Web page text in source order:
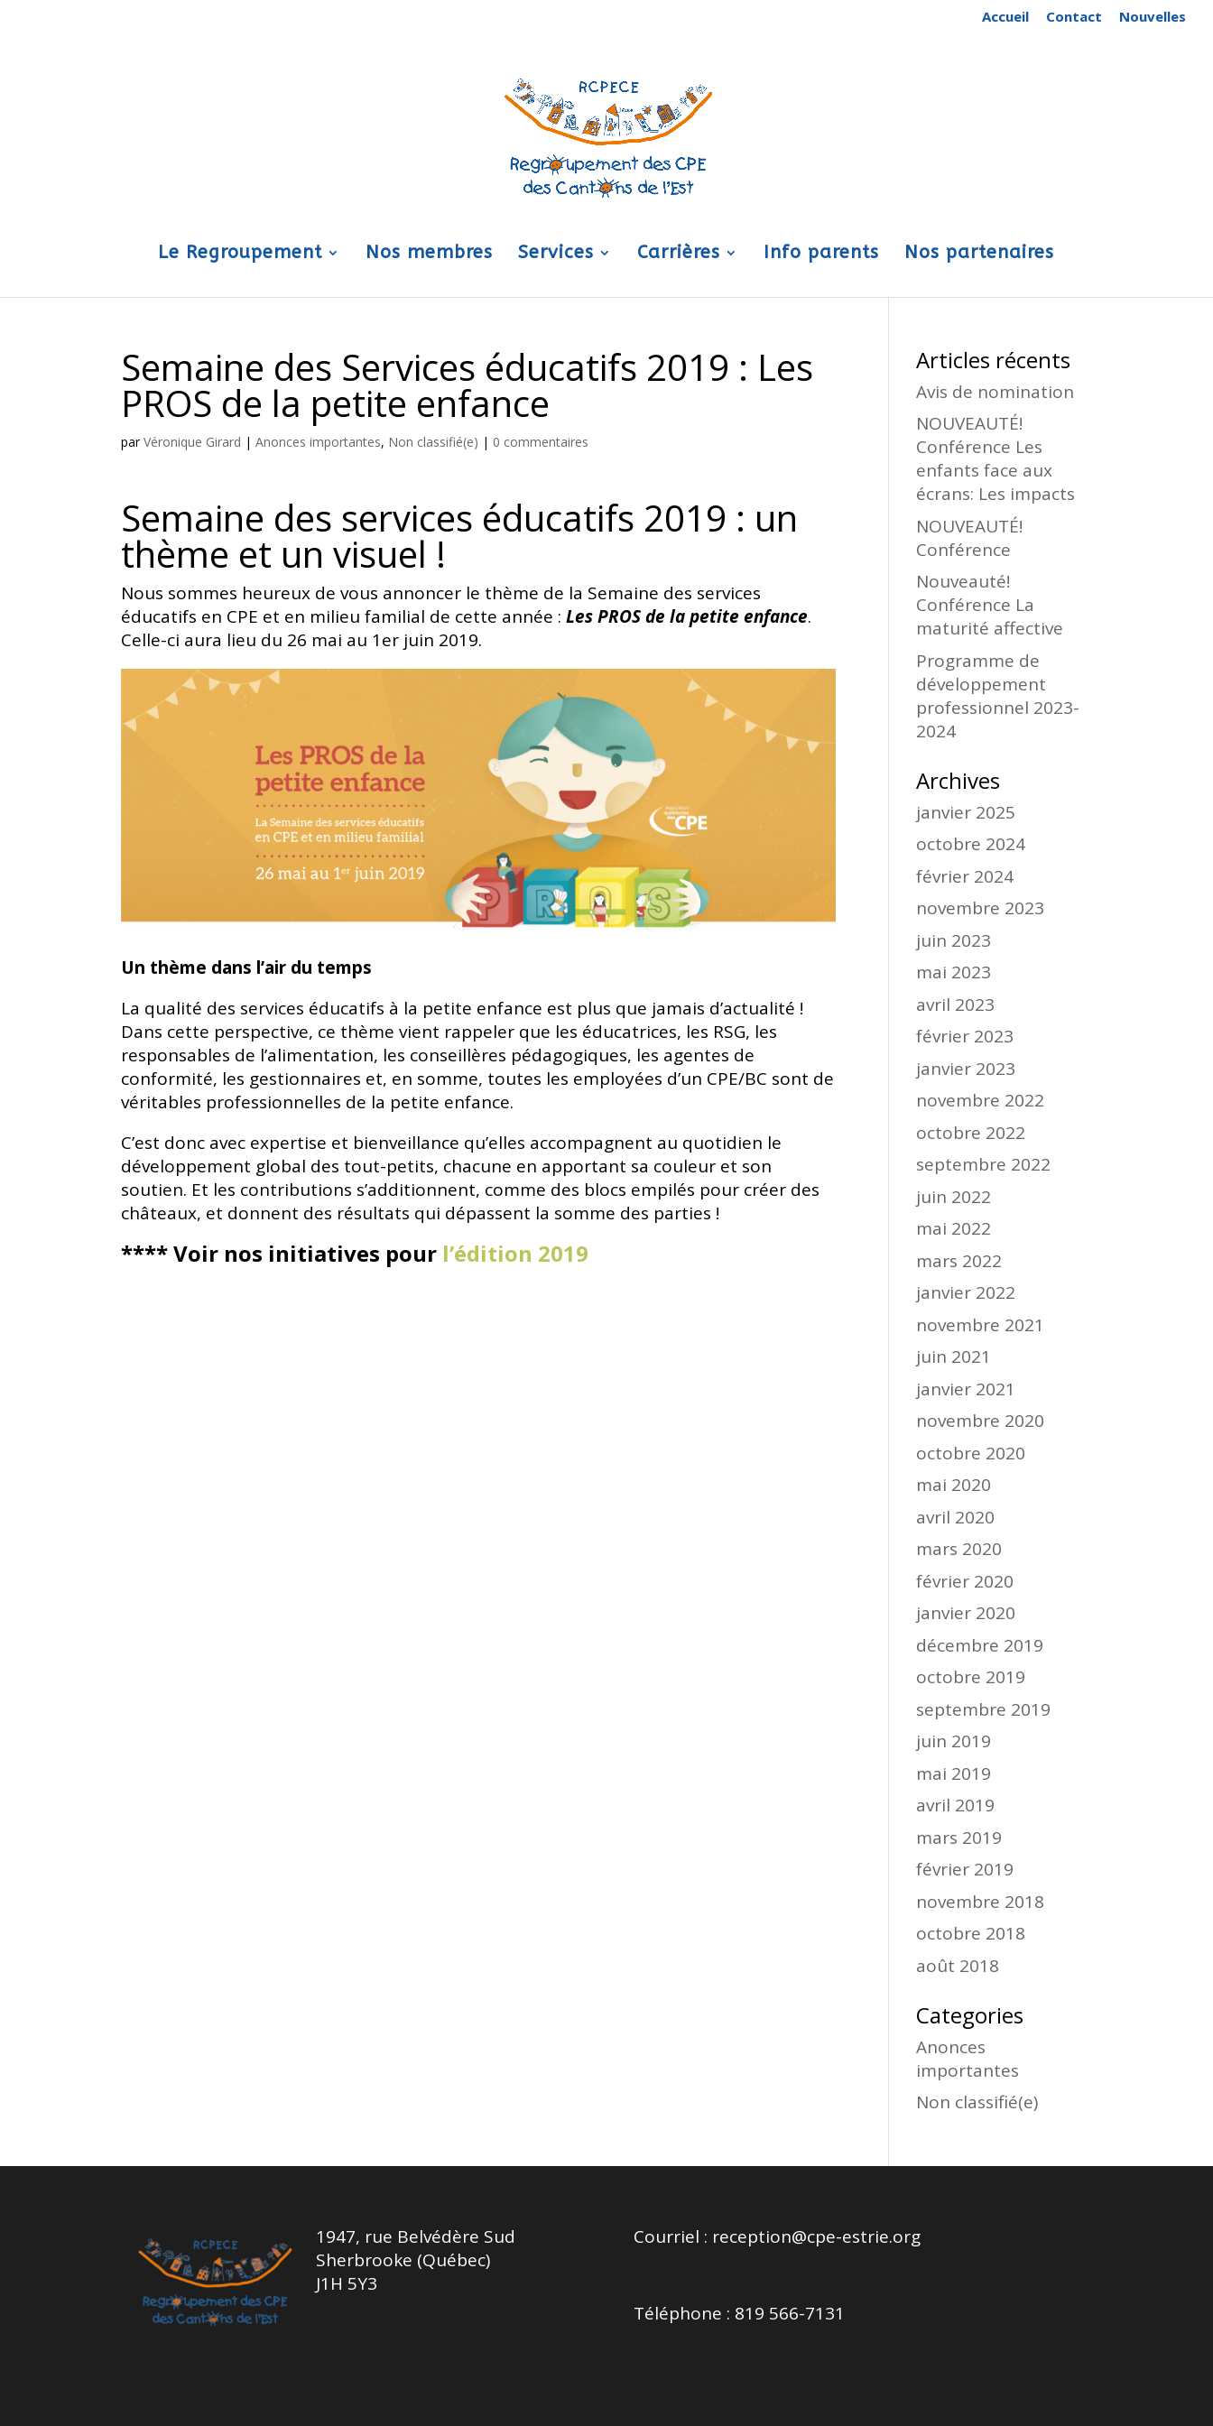
Accueil Contact Nouvelles
Le Regroupement Nos membres Services Carrières Info parents Nos partenaires
Semaine des Services éducatifs 2019 : Les
PROS de la petite enfance
parVéronique Girard |Anonces importantes, Non classifié(e) | 0 commentaires
Semaine des services éducatifs 2019 : un
thème et un visuel !
Nous sommes heureux de vous annoncer le thème de la Semaine des services
éducatifs en CPE et en milieu familial de cette année :Les PROS de la petite enfance.
Celle-ci aura lieu du 26 mai au 1er juin 2019.
Un thème dans l’air du temps
La qualité des services éducatifs à la petite enfance est plus que jamais d’actualité !
Dans cette perspective, ce thème vient rappeler que les éducatrices, les RSG, les
responsables de l’alimentation, les conseillères pédagogiques, les agentes de
conformité, les gestionnaires et, en somme, toutes les employées d’un CPE/BC sont de
véritables professionnelles de la petite enfance.
C’est donc avec expertise et bienveillance qu’elles accompagnent au quotidien le
développement global des tout-petits, chacune en apportant sa couleur et son
soutien. Et les contributions s’additionnent, comme des blocs empilés pour créer des
châteaux, et donnent des résultats qui dépassent la somme des parties !
**** Voir nos initiatives pour l’édition 2019
Articles récents
Avis de nomination
NOUVEAUTÉ!
Conférence Les
enfants face aux
écrans: Les impacts
NOUVEAUTÉ!
Conférence
Nouveauté!
Conférence La
maturité affective
Programme de
développement
professionnel 2023-
2024
Archives
janvier 2025
octobre 2024
février 2024
novembre 2023
juin 2023
mai 2023
avril 2023
février 2023
janvier 2023
novembre 2022
octobre 2022
septembre 2022
juin 2022
mai 2022
mars 2022
janvier 2022
novembre 2021
juin 2021
janvier 2021
novembre 2020
octobre 2020
mai 2020
avril 2020
mars 2020
février 2020
janvier 2020
décembre 2019
octobre 2019
septembre 2019
juin 2019
mai 2019
avril 2019
mars 2019
février 2019
novembre 2018
octobre 2018
août 2018
Categories
Anonces
importantes
Non classifié(e)
1947, rue Belvédère Sud
Sherbrooke (Québec)
J1H 5Y3
Courriel : reception@cpe-estrie.org
Téléphone : 819 566-7131